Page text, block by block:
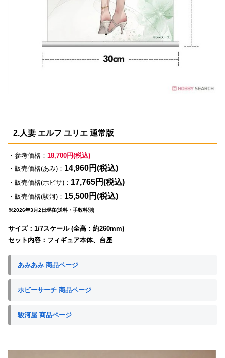
2.人妻 エルフ ユリエ 通常版
・参考価格： 18,700円(税込)
・販売価格(あみ)： 14,960円(税込)
・販売価格(ホビサ)： 17,765円(税込)
・販売価格(駿河)： 15,500円(税込)
※2026年3月2日現在(送料・手数料別)
サイズ：1/7スケール (全高：約260mm)
セット内容：フィギュア本体、台座
あみあみ 商品ページ
ホビーサーチ 商品ページ
駿河屋 商品ページ